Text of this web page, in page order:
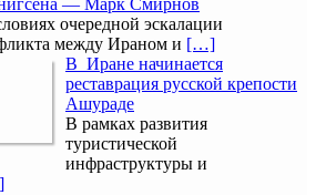
— Марк Смирнов
очередной эскалации
между Ираном и […]
В Иране начинается
реставрация русской крепости
Ашураде
В рамках развития
туристической
инфраструктуры и